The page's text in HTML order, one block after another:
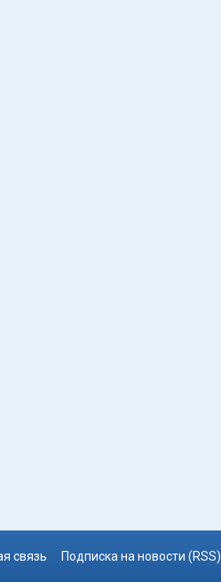
связь Подписка на новости (RSS)